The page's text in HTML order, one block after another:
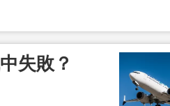
失敗？